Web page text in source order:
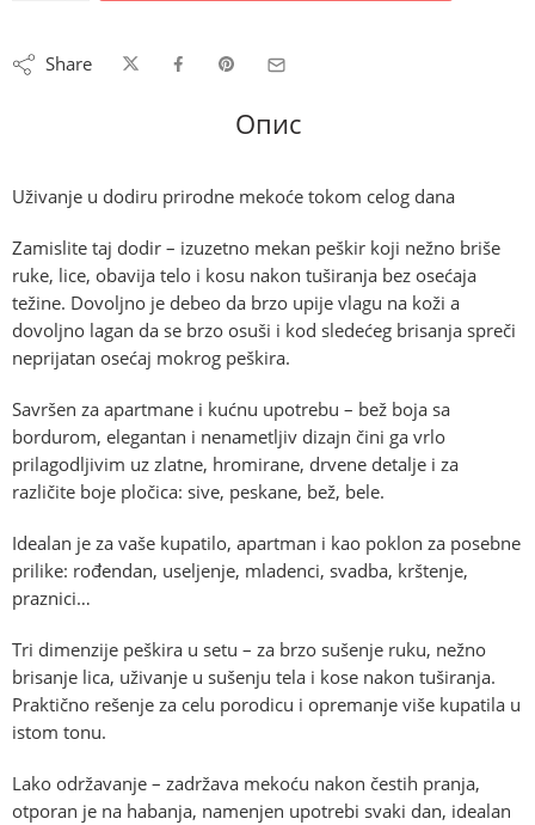
Share
Опис
Uživanje u dodiru prirodne mekoće tokom celog dana
Zamislite taj dodir – izuzetno mekan peškir koji nežno briše
ruke, lice, obavija telo i kosu nakon tuširanja bez osećaja
težine. Dovoljno je debeo da brzo upije vlagu na koži a
dovoljno lagan da se brzo osuši i kod sledećeg brisanja spreči
neprijatan osećaj mokrog peškira.
Savršen za apartmane i kućnu upotrebu – bež boja sa
bordurom, elegantan i nenametljiv dizajn čini ga vrlo
prilagodljivim uz zlatne, hromirane, drvene detalje i za
različite boje pločica: sive, peskane, bež, bele.
Idealan je za vaše kupatilo, apartman i kao poklon za posebne
prilike: rođendan, useljenje, mladenci, svadba, krštenje,
praznici…
Tri dimenzije peškira u setu – za brzo sušenje ruku, nežno
brisanje lica, uživanje u sušenju tela i kose nakon tuširanja.
Praktično rešenje za celu porodicu i opremanje više kupatila u
istom tonu.
Lako održavanje – zadržava mekoću nakon čestih pranja,
otporan je na habanja, namenjen upotrebi svaki dan, idealan